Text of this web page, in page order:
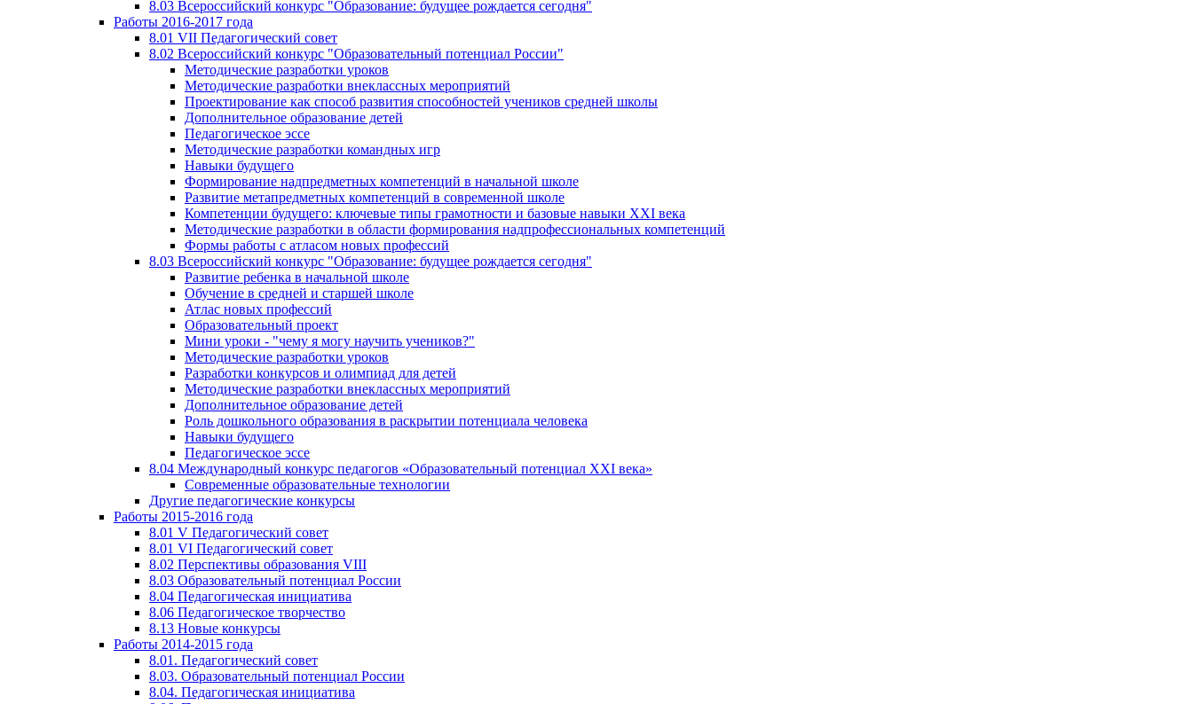
8.03 Всероссийский конкурс "Образование: будущее рождается сегодня"
Работы 2016-2017 года
8.01 VII Педагогический совет
8.02 Всероссийский конкурс "Образовательный потенциал России"
Методические разработки уроков
Методические разработки внеклассных мероприятий
Проектирование как способ развития способностей учеников средней школы
Дополнительное образование детей
Педагогическое эссе
Методические разработки командных игр
Навыки будущего
Формирование надпредметных компетенций в начальной школе
Развитие метапредметных компетенций в современной школе
Компетенции будущего: ключевые типы грамотности и базовые навыки XXI века
Методические разработки в области формирования надпрофессиональных компетенций
Формы работы с атласом новых профессий
8.03 Всероссийский конкурс "Образование: будущее рождается сегодня"
Развитие ребенка в начальной школе
Обучение в средней и старшей школе
Атлас новых профессий
Образовательный проект
Мини уроки - "чему я могу научить учеников?"
Методические разработки уроков
Разработки конкурсов и олимпиад для детей
Методические разработки внеклассных мероприятий
Дополнительное образование детей
Роль дошкольного образования в раскрытии потенциала человека
Навыки будущего
Педагогическое эссе
8.04 Международный конкурс педагогов «Образовательный потенциал XXI века»
Современные образовательные технологии
Другие педагогические конкурсы
Работы 2015-2016 года
8.01 V Педагогический совет
8.01 VI Педагогический совет
8.02 Перспективы образования VIII
8.03 Образовательный потенциал России
8.04 Педагогическая инициатива
8.06 Педагогическое творчество
8.13 Новые конкурсы
Работы 2014-2015 года
8.01. Педагогический совет
8.03. Образовательный потенциал России
8.04. Педагогическая инициатива